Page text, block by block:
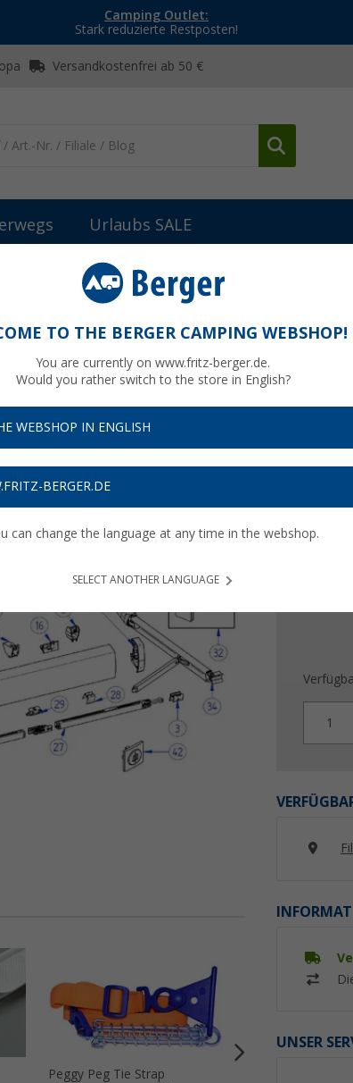
Camping Outlet:
Stark reduzierte Restposten!
Versandkostenfrei ab 50 €
Urlaubs SALE
Thule Endkappen Gehäuse für Markise
9200 - Farbe weiss Thule
Preise inkl.
1
UNSER
Peggy Peg Tie Strap
TO THE BERGER CAMPING WEBSHOP!
You are currently on www.fritz-berger.de.
Would you rather switch to the store in English?
WEBSHOP IN ENGLISH
BERGER.DE
can change the language at any time in the webshop.
SELECT ANOTHER LANGUAGE